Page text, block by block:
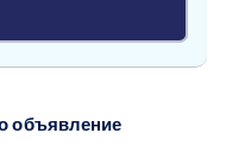
объявление